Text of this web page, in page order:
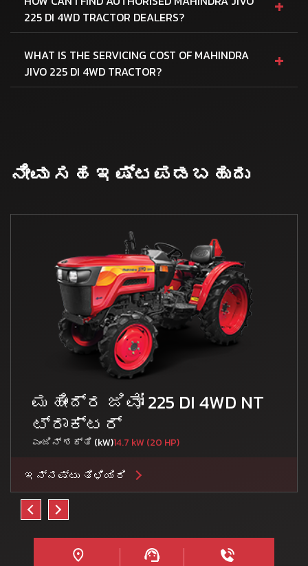
225 DI 4WD TRACTOR DEALERS?
WHAT IS THE SERVICING COST OF MAHINDRA
JIVO 225 DI 4WD TRACTOR?
+
ನೀವು ಸಹ ಇಷ್ಟಪಡಬಹುದು
ಮಹೀಂದ್ರ ಜಿವೋ 225 DI 4WD NT
ಟ್ರಾಕ್ಟರ್
ಎಂಜಿನ್ ಶಕ್ತಿ (kW)14.7 kW (20 HP)
ಇನ್ನಷ್ಟು ತಿಳಿಯಿರಿ